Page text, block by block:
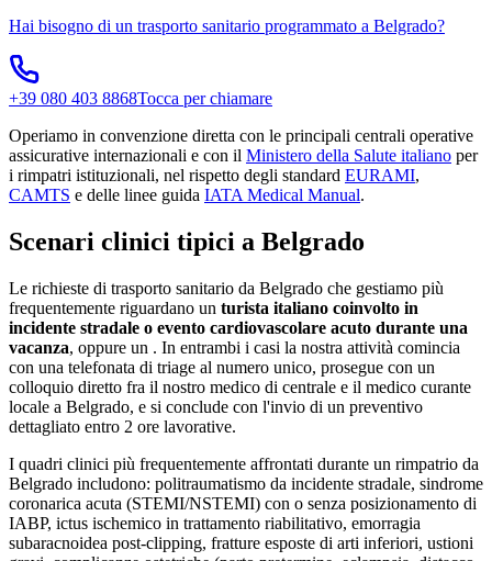
Hai bisogno di un trasporto sanitario programmato a Belgrado?
+39 080 403 8868Tocca per chiamare
Operiamo in convenzione diretta con le principali centrali operative
assicurative internazionali e con il Ministero della Salute italiano per
i rimpatri istituzionali, nel rispetto degli standard EURAMI,
CAMTS e delle linee guida IATA Medical Manual.
Scenari clinici tipici a Belgrado
Le richieste di trasporto sanitario da Belgrado che gestiamo più
frequentemente riguardano un turista italiano coinvolto in
incidente stradale o evento cardiovascolare acuto durante una
vacanza, oppure un . In entrambi i casi la nostra attività comincia
con una telefonata di triage al numero unico, prosegue con un
colloquio diretto fra il nostro medico di centrale e il medico curante
locale a Belgrado, e si conclude con l'invio di un preventivo
dettagliato entro 2 ore lavorative.
I quadri clinici più frequentemente affrontati durante un rimpatrio da
Belgrado includono: politraumatismo da incidente stradale, sindrome
coronarica acuta (STEMI/NSTEMI) con o senza posizionamento di
IABP, ictus ischemico in trattamento riabilitativo, emorragia
subaracnoidea post-clipping, fratture esposte di arti inferiori, ustioni